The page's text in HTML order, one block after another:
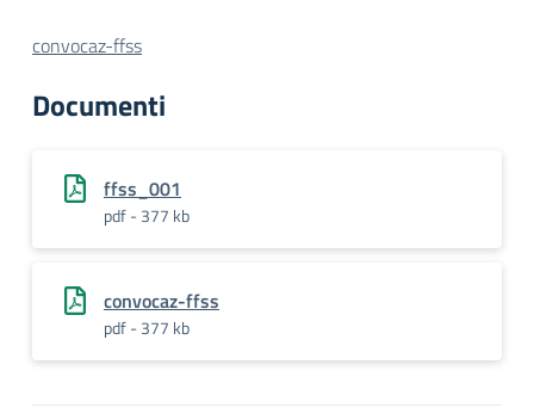
convocaz-ffss
Documenti
ffss_001
pdf - 377 kb
convocaz-ffss
pdf - 377 kb